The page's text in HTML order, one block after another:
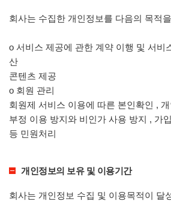
회사는 수집한 개인정보를 다음의 목적
ο 서비스 제공에 관한 계약 이행 및 서비
산
콘텐츠 제공
ο 회원 관리
회원제 서비스 이용에 따른 본인확인 ,
부정 이용 방지와 비인가 사용 방지 , 가
등 민원처리
개인정보의 보유 및 이용기간
회사는 개인정보 수집 및 이용목적이 달